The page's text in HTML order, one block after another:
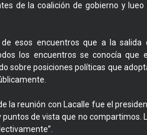
de la coalición de gobierno y
esos encuentros que a la salida
los encuentros se conocía que
sobre posiciones políticas que
la reunión con Lacalle fue el
de vista que no compartimos.